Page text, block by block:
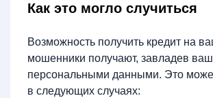
Как это могло случиться
Возможность получить кредит на
мошенники получают, завладев
персональными данными. Это
в следующих случаях: